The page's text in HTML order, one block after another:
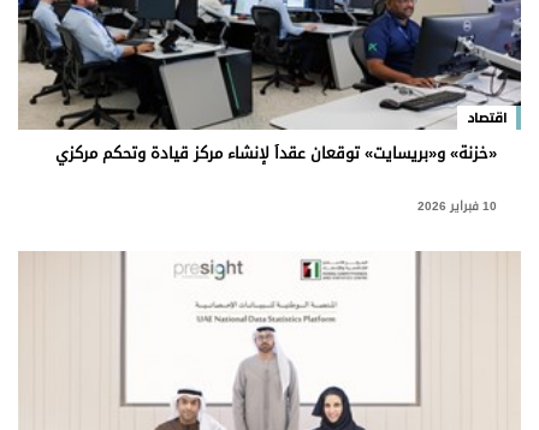
اقتصاد
«خزنة» و«بريسايت» توقعان عقداً لإنشاء مركز قيادة وتحكم مركزي
10 فبراير 2026